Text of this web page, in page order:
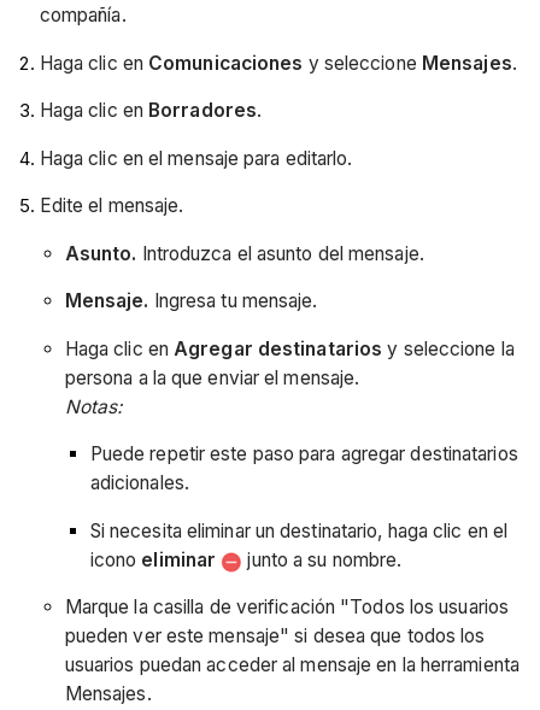
compañía.
Haga clic en Comunicaciones y seleccione Mensajes.
Haga clic en Borradores.
Haga clic en el mensaje para editarlo.
Edite el mensaje.
Asunto. Introduzca el asunto del mensaje.
Mensaje. Ingresa tu mensaje.
Haga clic enAgregar destinatarios y seleccione la
persona a la que enviar el mensaje.
Notas:
Puede repetir este paso para agregar destinatarios
adicionales.
Si necesita eliminar un destinatario, haga clic en el
icono eliminar junto a su nombre.
Marque la casilla de verificación "Todos los usuarios
pueden ver este mensaje" si desea que todos los
usuarios puedan acceder al mensaje en la herramienta
Mensajes.